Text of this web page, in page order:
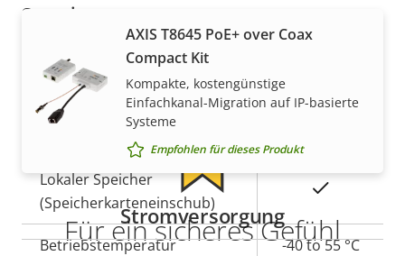
Security
Eigentumsbeschreibung
Signiertes OS
Allgemein
Eigentumsbeschreibung Eigentumswert
Lokaler Speicher
(Speicherkarteneinschub)
Betriebstemperatur -40 to 55 °C
AXIS T8645 PoE+ over Coax
Compact Kit
Kompakte, kostengünstige
Einfachkanal-Migration auf IP-basierte
Systeme
Empfohlen für dieses Produkt
Stromversorgung
Gewährleistung
Für ein sicheres Gefühl